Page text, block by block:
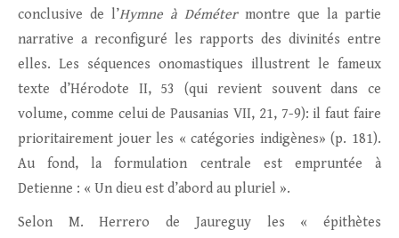
conclusive de l’Hymne à Démétermontre que la partie
narrative a reconfiguré les rapports des divinités entre
elles. Les séquences onomastiques illustrent le fameux
texte d’Hérodote II, 53 (qui revient souvent dans ce
volume, comme celui de Pausanias VII, 21, 7-9): il faut faire
prioritairement jouer les « catégories indigènes» (p. 181).
Au fond, la formulation centrale est empruntée à
Detienne : « Un dieu est d’abord au pluriel ».
Selon M. Herrero de Jaureguy les « épithètes